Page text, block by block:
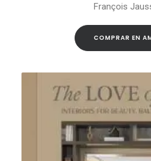
François
COMPRAR EN